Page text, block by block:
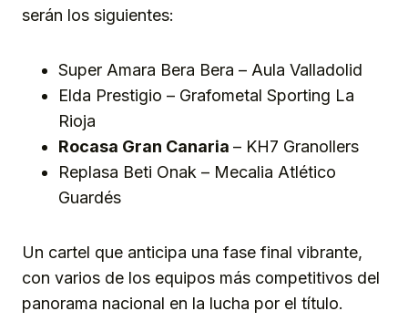
serán los siguientes:
Super Amara Bera Bera – Aula Valladolid
Elda Prestigio – Grafometal Sporting La
Rioja
Rocasa Gran Canaria – KH7 Granollers
Replasa Beti Onak – Mecalia Atlético
Guardés
Un cartel que anticipa una fase final vibrante,
con varios de los equipos más competitivos del
panorama nacional en la lucha por el título.